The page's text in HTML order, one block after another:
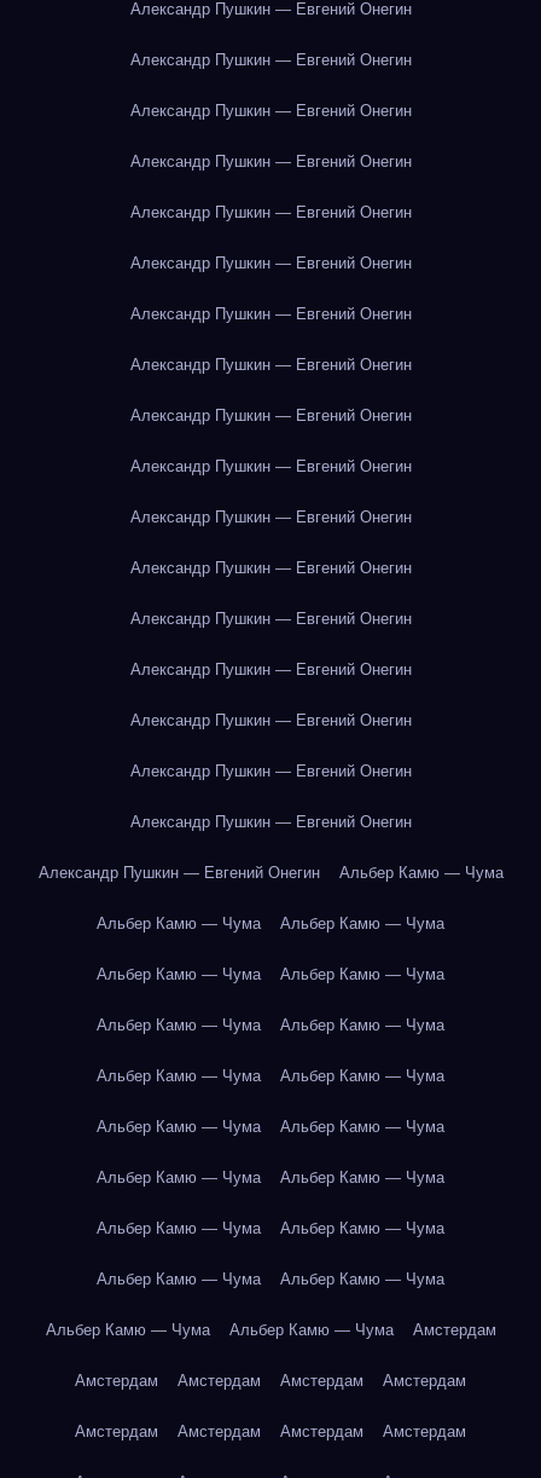
Александр Пушкин — Евгений Онегин
Александр Пушкин — Евгений Онегин
Александр Пушкин — Евгений Онегин
Александр Пушкин — Евгений Онегин
Александр Пушкин — Евгений Онегин
Александр Пушкин — Евгений Онегин
Александр Пушкин — Евгений Онегин
Александр Пушкин — Евгений Онегин
Александр Пушкин — Евгений Онегин
Александр Пушкин — Евгений Онегин
Александр Пушкин — Евгений Онегин
Александр Пушкин — Евгений Онегин
Александр Пушкин — Евгений Онегин
Александр Пушкин — Евгений Онегин
Александр Пушкин — Евгений Онегин
Александр Пушкин — Евгений Онегин
Александр Пушкин — Евгений Онегин
Александр Пушкин — Евгений Онегин Альбер Камю — Чума
Альбер Камю — Чума Альбер Камю — Чума
Альбер Камю — Чума Альбер Камю — Чума
Альбер Камю — Чума Альбер Камю — Чума
Альбер Камю — Чума Альбер Камю — Чума
Альбер Камю — Чума Альбер Камю — Чума
Альбер Камю — Чума Альбер Камю — Чума
Альбер Камю — Чума Альбер Камю — Чума
Альбер Камю — Чума Альбер Камю — Чума
Альбер Камю — Чума Альбер Камю — Чума Амстердам
Амстердам Амстердам Амстердам Амстердам
Амстердам Амстердам Амстердам Амстердам